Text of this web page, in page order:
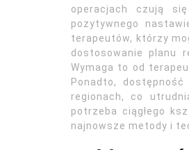
operacjach czują
pozytywnego
terapeutów, którzy
dostosowanie planu
Wymaga to od
Ponadto,
regionach, co
potrzeba ciągłego
najnowsze metody i